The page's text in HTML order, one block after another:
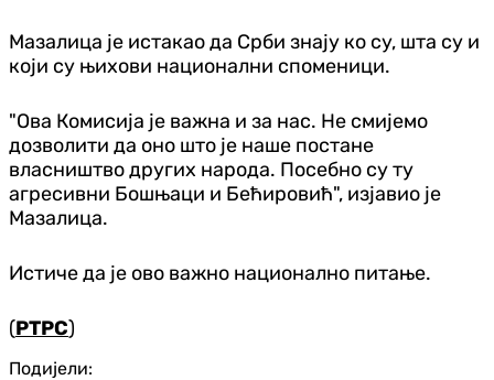
Мазалица је истакао да Срби знају ко су, шта су и
који су њихови национални споменици.
"Ова Комисија је важна и за нас. Не смијемо
дозволити да оно што је наше постане
власништво других народа. Посебно су ту
агресивни Бошњаци и Бећировић", изјавио је
Мазалица.
Истиче да је ово важно национално питање.
(РТРС)
Подијели: